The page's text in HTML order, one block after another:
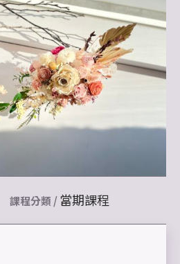
課程分類 /當期課程